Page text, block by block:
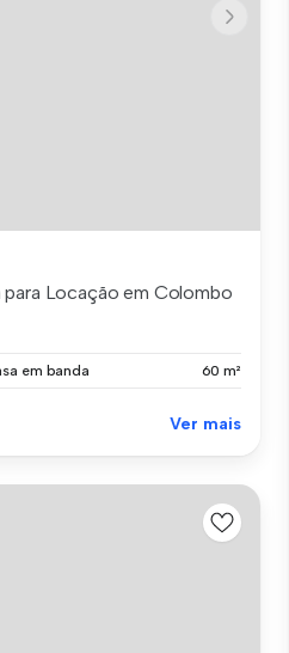
Locação em Colombo
em banda 60 m²
Ver mais